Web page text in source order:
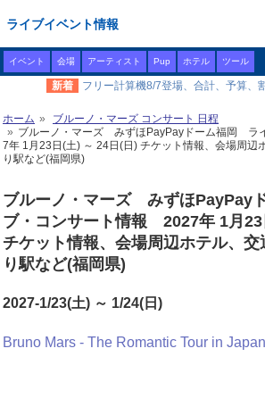
ライブイベント情報
イベント 会場 アーティスト Pup ホテル ツール
新着 フリー計算機8/7登場、合計、予算、
ホーム
ブルーノ・マーズ コンサート 日程
ブルーノ・マーズ みずほPayPayドーム福岡 ラ
7年 1月23日(土) ～ 24日(日) チケット情報、会場周辺
り駅など(福岡県)
ブルーノ・マーズ みずほPayPay
ブ・コンサート情報 2027年 1月23
チケット情報、会場周辺ホテル、
り駅など(福岡県)
2027-1/23(土) ～ 1/24(日)
Bruno Mars - The Romantic Tour in Japan